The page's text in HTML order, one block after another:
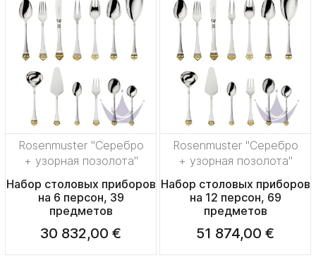
Rosenmuster "Серебро
+ узорная позолота"
Набор столовых приборов
на 6 персон, 39
предметов
30 832,00 €
Rosenmuster "Серебро
+ узорная позолота"
Набор столовых приборов
на 12 персон, 69
предметов
51 874,00 €